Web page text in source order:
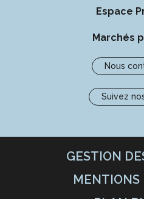
Espace
Marchés
Nous
Suivez
GESTION
MENTIONS